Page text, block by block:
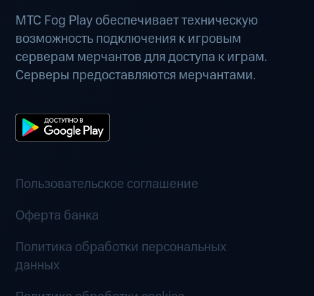
МТС Fog Play обеспечивает техническую
возможность подключения к игровым
серверам мерчантов для доступа к играм.
Серверы предоставляются мерчантами.
Пользовательское соглашение
Оферта банка
Политика обработки персональных
данных